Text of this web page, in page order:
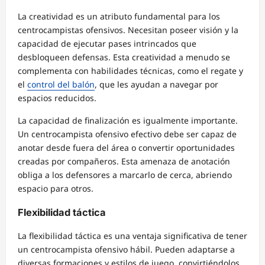
La creatividad es un atributo fundamental para los
centrocampistas ofensivos. Necesitan poseer visión y la
capacidad de ejecutar pases intrincados que
desbloqueen defensas. Esta creatividad a menudo se
complementa con habilidades técnicas, como el regate y
el control del balón, que les ayudan a navegar por
espacios reducidos.
La capacidad de finalización es igualmente importante.
Un centrocampista ofensivo efectivo debe ser capaz de
anotar desde fuera del área o convertir oportunidades
creadas por compañeros. Esta amenaza de anotación
obliga a los defensores a marcarlo de cerca, abriendo
espacio para otros.
Flexibilidad táctica
La flexibilidad táctica es una ventaja significativa de tener
un centrocampista ofensivo hábil. Pueden adaptarse a